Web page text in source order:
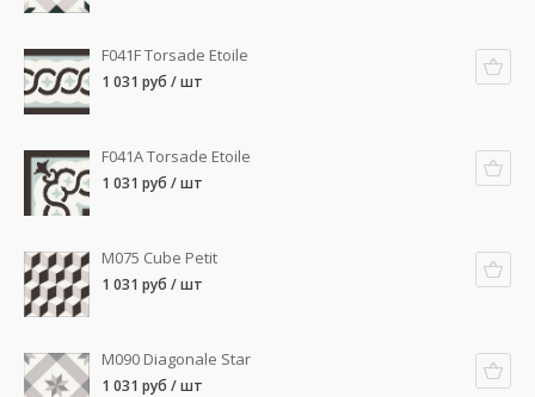
F041F Torsade Etoile
1 031 руб / шт
F041A Torsade Etoile
1 031 руб / шт
M075 Cube Petit
1 031 руб / шт
M090 Diagonale Star
1 031 руб / шт